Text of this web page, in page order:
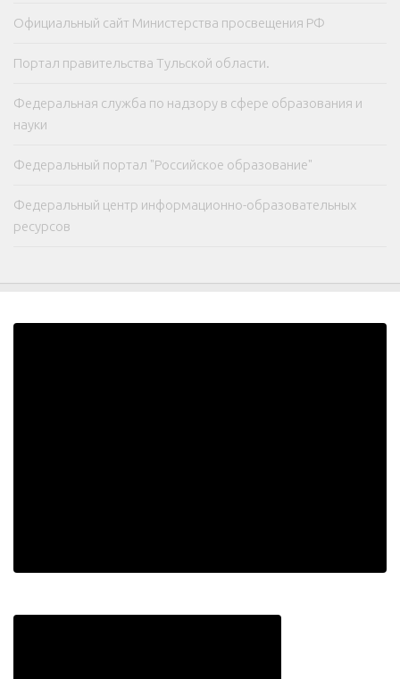
Официальный сайт Министерства просвещения РФ
Портал правительства Тульской области.
Федеральная служба по надзору в сфере образования и
науки
Федеральный портал "Российское образование"
Федеральный центр информационно-образовательных
ресурсов